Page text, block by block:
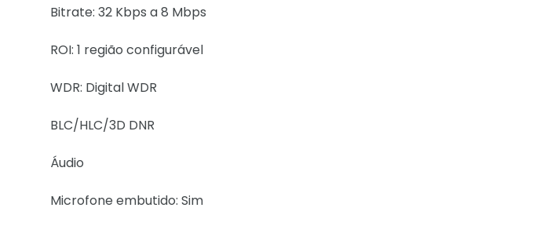
Bitrate: 32 Kbps a 8 Mbps
ROI: 1 região configurável
WDR: Digital WDR
BLC/HLC/3D DNR
Áudio
Microfone embutido: Sim